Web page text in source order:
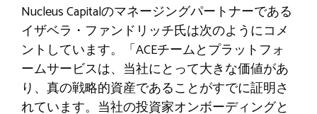
Nucleus Capitalのマネージングパートナーである
イザベラ・ファンドリッチ氏は次のようにコメ
ントしています。「ACEチームとプラットフォ
ームサービスは、当社にとって大きな価値があ
り、真の戦略的資産であることがすでに証明さ
れています。当社の投資家オンボーディングと